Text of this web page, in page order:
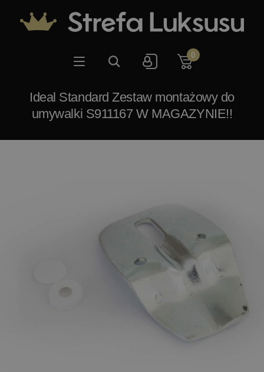
0
Ideal Standard Zestaw montażowy do
umywalki S911167 W MAGAZYNIE!!